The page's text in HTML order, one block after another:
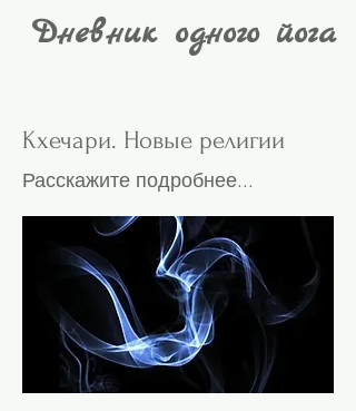
Дневник одного йога
Кхечари. Новые религии
Расскажите подробнее...